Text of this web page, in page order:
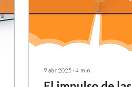
9 abr 2025 ∙4 min